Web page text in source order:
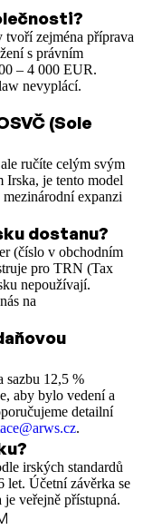
zejména příprava
s právním
– 4 000 EUR.
nevyplácí.
(Sole
ručíte celým svým
Irska, je tento model
expanzi
dostanu?
(číslo v obchodním
pro TRN (Tax
nepoužívají.
na
sazbu 12,5 %
aby bylo vedení a
detailní
.
irských standardů
let. Účetní závěrka se
veřejně přístupná.